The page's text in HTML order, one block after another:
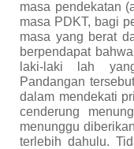
masa pendekatan
masa PDKT, bagi
masa yang berat
berpendapat
laki-laki lah
Pandangan
dalam mendekati
cenderung
menunggu
terlebih dahulu.